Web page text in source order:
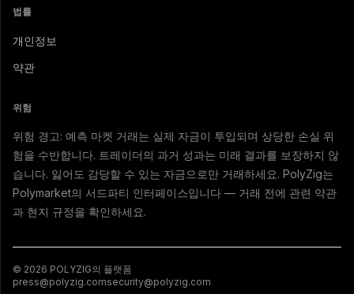
법률
개인정보
약관
위험
위험 경고: 예측 마켓 거래는 실제 자금이 투입되며 상당한 손실 위
험을 수반합니다. 트레이더의 과거 성과는 미래 결과를 보장하지 않
습니다. 잃어도 감당할 수 있는 자금으로만 거래하세요. PolyZig는
Polymarket의 서드파티 인터페이스입니다 — 거래 전에 관련 약관
과 현지 규정을 확인하세요.
© 2026 POLYZIG의 플랫폼
press@polyzig.comsecurity@polyzig.com